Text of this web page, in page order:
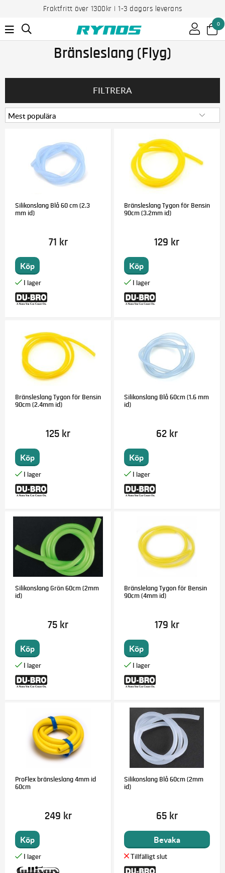
Fraktfritt över 1300kr | 1-3 dagars leverans
0
Bränsleslang (Flyg)
FILTRERA
Silikonslang Blå 60 cm (2.3
mm id)
71 kr
Köp
Bränsleslang Tygon för Bensin
90cm (3.2mm id)
129 kr
Köp
Bränsleslang Tygon för Bensin
90cm (2.4mm id)
125 kr
Köp
Silikonslang Blå 60cm (1.6 mm
id)
62 kr
Köp
Silikonslang Grön 60cm (2mm
id)
75 kr
Köp
Bränslelang Tygon för Bensin
90cm (4mm id)
179 kr
Köp
ProFlex bränsleslang 4mm id
60cm
249 kr
Köp
Silikonslang Blå 60cm (2mm
id)
65 kr
Bevaka